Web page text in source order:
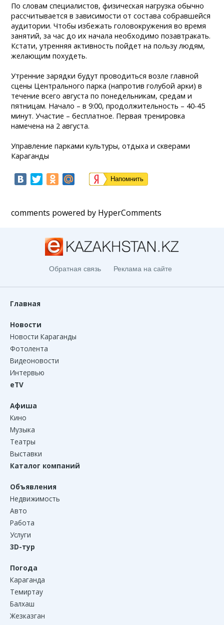
По словам специалистов, физическая нагрузка обычно
рассчитывается в зависимости от состава собравшейся
аудитории. Чтобы избежать головокружения во время
занятий, за час до их начала необходимо позавтракать.
Кстати, утренняя активность пойдет на пользу людям,
желающим похудеть.
Утренние зарядки будут проводиться возле главной
сцены Центрального парка (напротив голубой арки) в
течение всего августа по понедельникам, средам и
пятницам. Начало – в 9:00, продолжительность – 40-45
минут. Участие – бесплатное. Первая тренировка
намечена на 2 августа.
Управление парками культуры, отдыха и скверами
Караганды
Напомнить
comments powered by HyperComments
Обратная связь Реклама на сайте
Главная
Новости
Новости Караганды
Фотолента
Видеоновости
Интервью
eTV
Афиша
Кино
Музыка
Театры
Выставки
Каталог компаний
Объявления
Недвижимость
Авто
Работа
Услуги
3D-тур
Погода
Караганда
Темиртау
Балхаш
Жезказган